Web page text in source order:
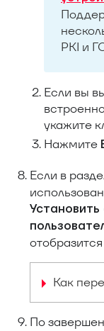
PKI и
Если вы
укажите
Нажмите
Если в
Как
По